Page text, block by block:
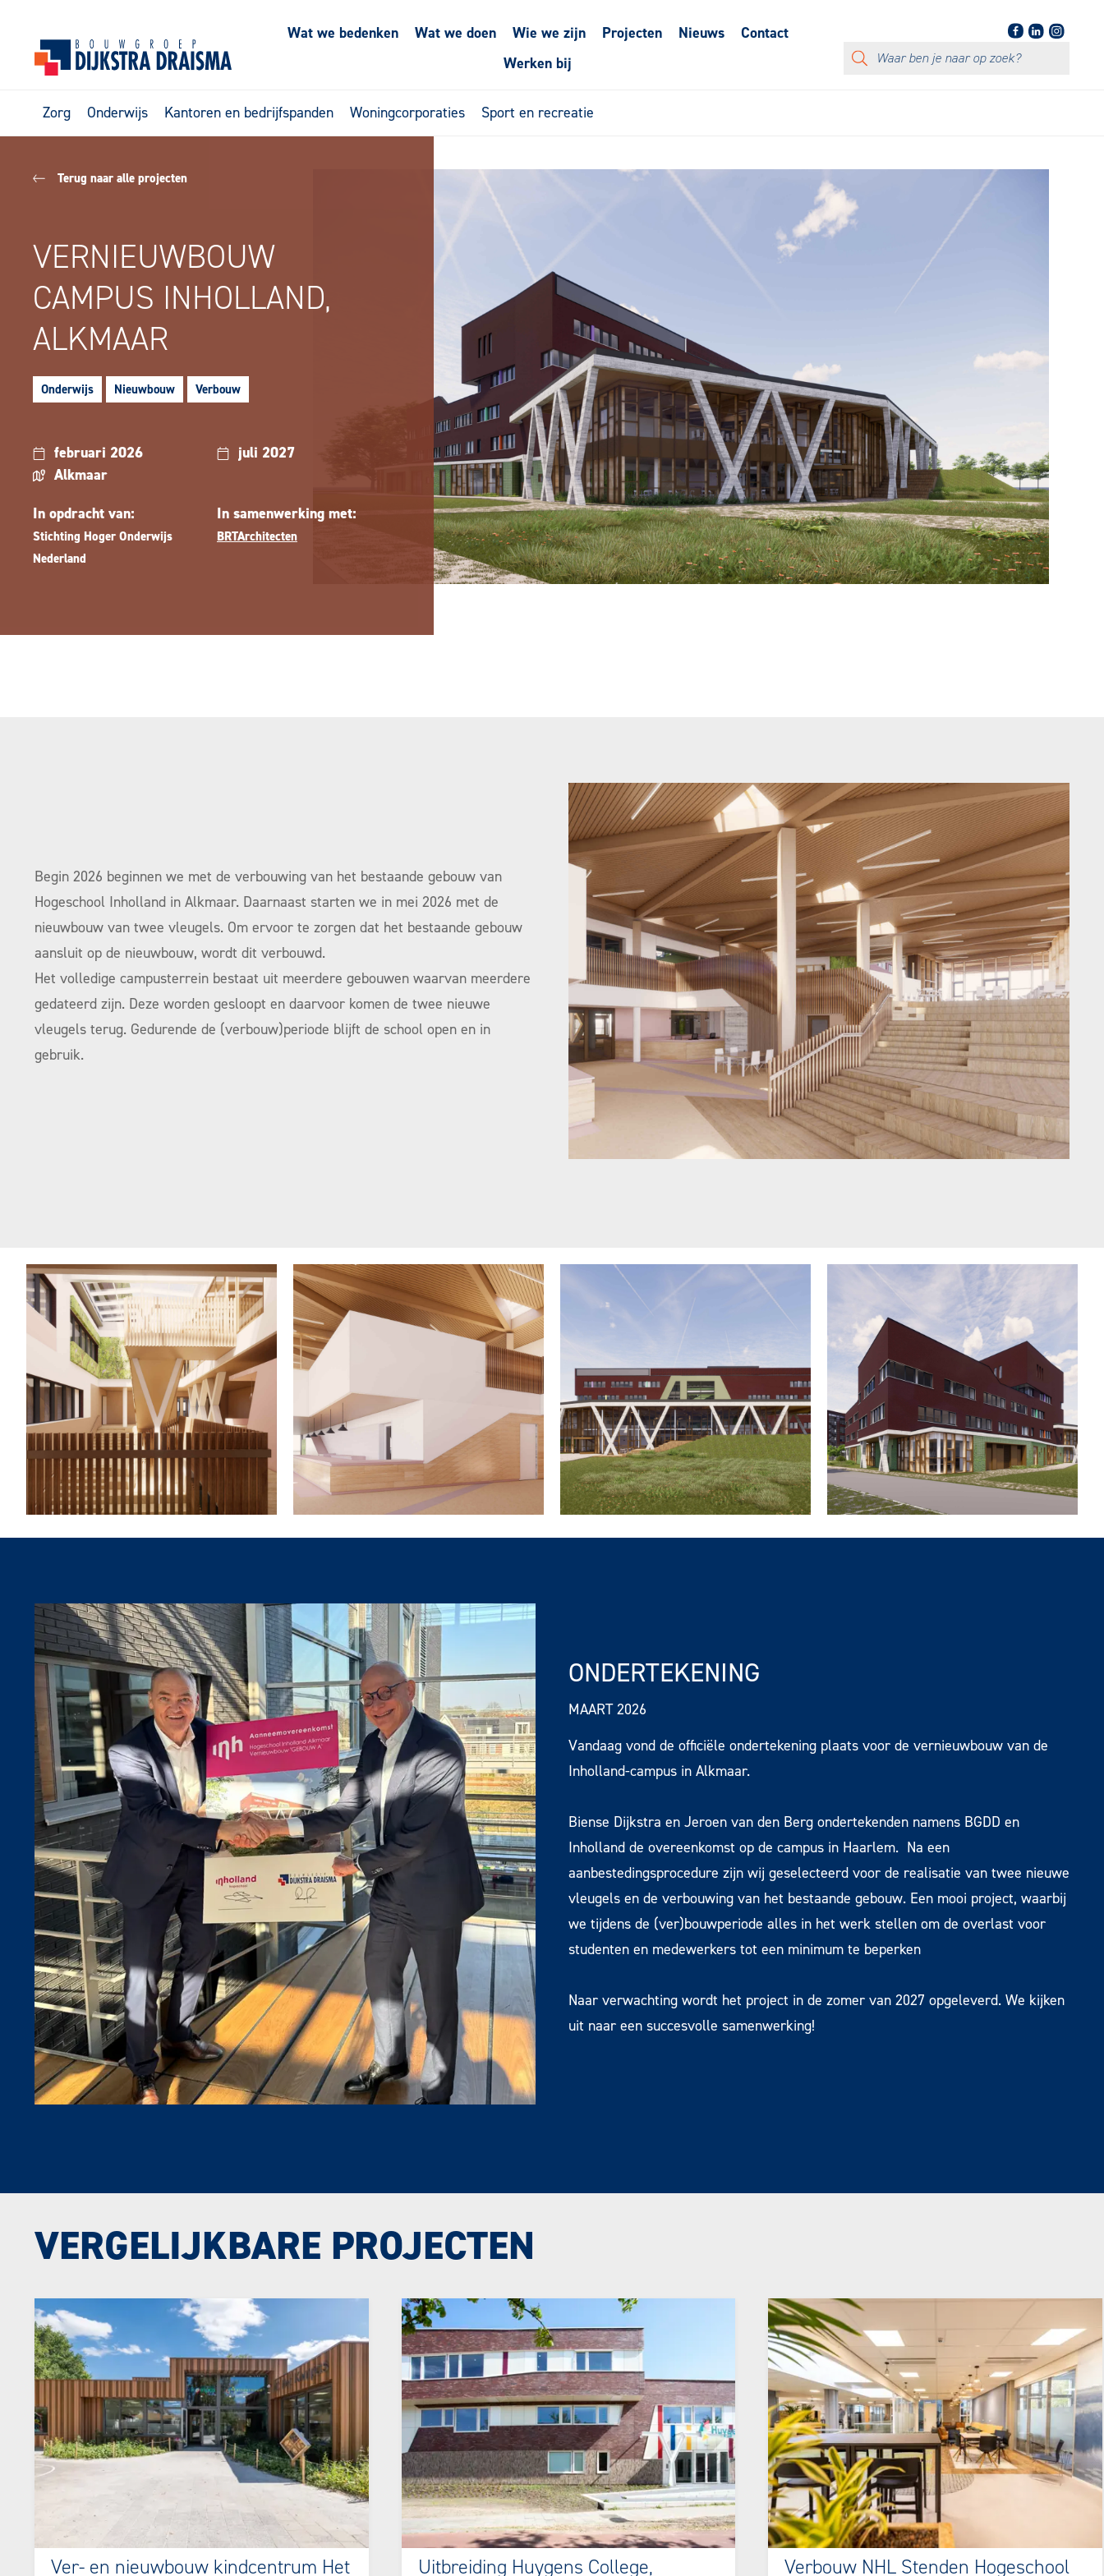
Wat we bedenken Wat we doen Wie we zijn Projecten Nieuws
Contact
Werken bij
Zorg Onderwijs Kantoren en bedrijfspanden Woningcorporaties Sport en recreatie
Terug naar alle projecten
VERNIEUWBOUW
CAMPUS INHOLLAND,
ALKMAAR
Onderwijs Nieuwbouw Verbouw
februari 2026
juli 2027
Alkmaar
In opdracht van:
Stichting Hoger Onderwijs
Nederland
In samenwerking met:
BRTArchitecten
Begin 2026 beginnen we met de verbouwing van het bestaande gebouw van
Hogeschool Inholland in Alkmaar. Daarnaast starten we in mei 2026 met de
nieuwbouw van twee vleugels. Om ervoor te zorgen dat het bestaande gebouw
aansluit op de nieuwbouw, wordt dit verbouwd.
Het volledige campusterrein bestaat uit meerdere gebouwen waarvan meerdere
gedateerd zijn. Deze worden gesloopt en daarvoor komen de twee nieuwe
vleugels terug. Gedurende de (verbouw)periode blijft de school open en in
gebruik.
ONDERTEKENING
MAART 2026
Vandaag vond de officiële ondertekening plaats voor de vernieuwbouw van de
Inholland-campus in Alkmaar.
Biense Dijkstra en Jeroen van den Berg ondertekenden namens BGDD en
Inholland de overeenkomst op de campus in Haarlem. Na een
aanbestedingsprocedure zijn wij geselecteerd voor de realisatie van twee nieuwe
vleugels en de verbouwing van het bestaande gebouw. Een mooi project, waarbij
we tijdens de (ver)bouwperiode alles in het werk stellen om de overlast voor
studenten en medewerkers tot een minimum te beperken
Naar verwachting wordt het project in de zomer van 2027 opgeleverd. We kijken
uit naar een succesvolle samenwerking!
VERGELIJKBARE PROJECTEN
Ver- en nieuwbouw kindcentrum Het Uitbreiding Huygens College, Verbouw NHL Stenden Hogeschool